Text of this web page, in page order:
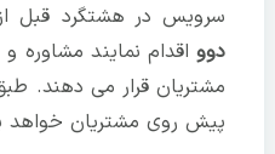
سرویس در هشتگرد قبل
دوواقدام نمایند مشاوره و
مشتریان قرار می دهند.
پیش روی مشتریان خواهد